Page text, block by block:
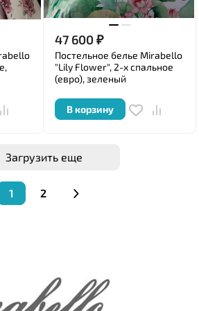
47 600₽
Постельное белье Mirabello
"Lily Flower", 2-х спальное
(евро), зеленый
В корзину
Загрузить еще
1 2